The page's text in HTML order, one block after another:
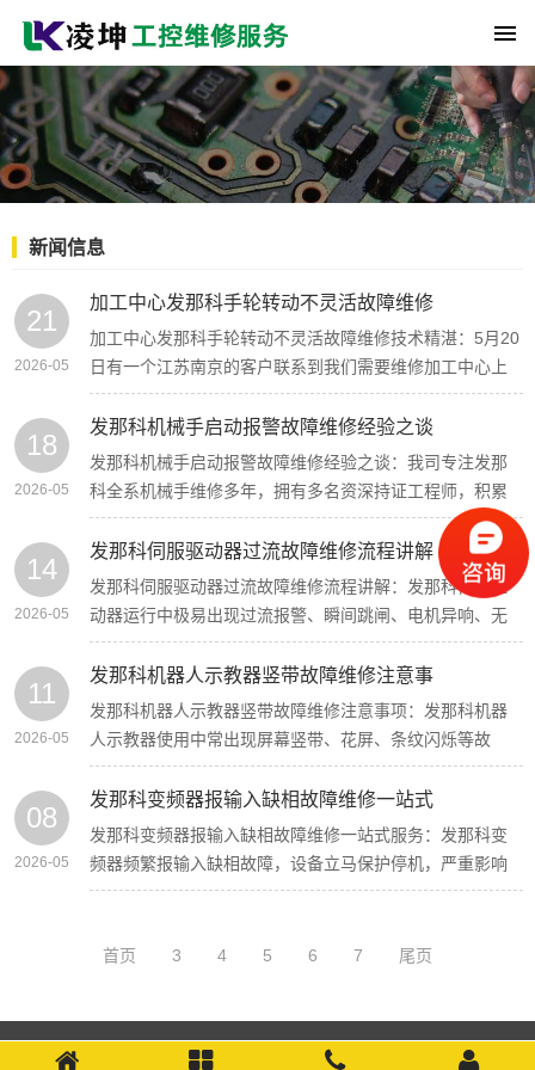
新闻信息
21
2026-05
加工中心发那科手轮转动不灵活故障维修
加工中心发那科手轮转动不灵活故障维修技术精湛：5月20
日有一个江苏南京的客户联系到我们需要维修加工中心上
的发那 […]
18
2026-05
发那科机械手启动报警故障维修经验之谈
发那科机械手启动报警故障维修经验之谈：我司专注发那
科全系机械手维修多年，拥有多名资深持证工程师，积累
海量现场维 […]
14
2026-05
发那科伺服驱动器过流故障维修流程讲解
发那科伺服驱动器过流故障维修流程讲解：发那科伺服驱
动器运行中极易出现过流报警、瞬间跳闸、电机异响、无
法带载启动 […]
11
2026-05
发那科机器人示教器竖带故障维修注意事
发那科机器人示教器竖带故障维修注意事项：发那科机器
人示教器使用中常出现屏幕竖带、花屏、条纹闪烁等故
障，多为液晶 […]
08
2026-05
发那科变频器报输入缺相故障维修一站式
发那科变频器报输入缺相故障维修一站式服务：发那科变
频器频繁报输入缺相故障，设备立马保护停机，严重影响
产线正常运 […]
首页 3 4 5 6 7 尾页